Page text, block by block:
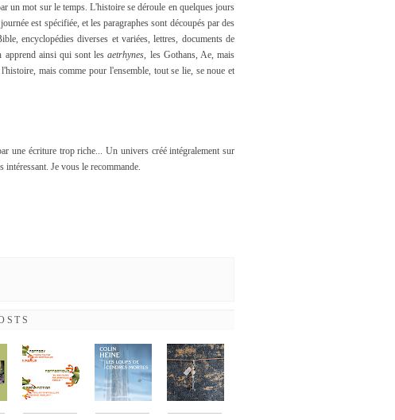
un mot sur le temps. L'histoire se déroule en quelques jours
est spécifiée, et les paragraphes sont découpés par des
encyclopédies diverses et variées, lettres, documents de
apprend ainsi qui sont lesaetrhynes , les Gothans, Ae, mais
mais comme pour l'ensemble, tout se lie, se noue et
une écriture trop riche... Un univers créé intégralement sur
Je vous le recommande.